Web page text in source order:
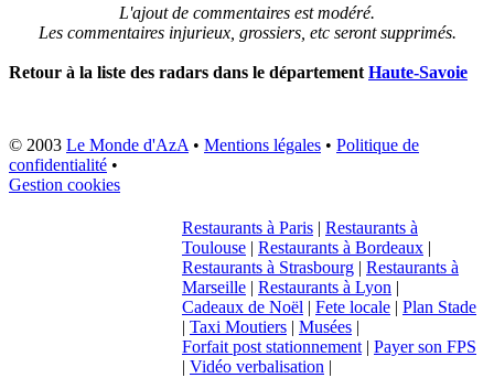
L'ajout de commentaires est modéré.
Les commentaires injurieux, grossiers, etc seront supprimés.
Retour à la liste des radars dans le département Haute-Savoie
© 2003 Le Monde d'AzA • Mentions légales • Politique de
confidentialité •
Gestion cookies
Restaurants à Paris | Restaurants à
Toulouse | Restaurants à Bordeaux |
Restaurants à Strasbourg | Restaurants à
Marseille | Restaurants à Lyon |
Cadeaux de Noël | Fete locale | Plan Stade
| Taxi Moutiers | Musées |
Forfait post stationnement | Payer son FPS
| Vidéo verbalisation |